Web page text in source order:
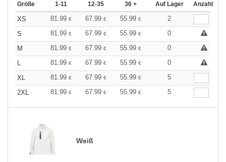
Größe 1-11 12-35 36 + Auf Lager Anzahl
XS 81.99 € 67.99 € 55.99 €
2
S
81.99 € 67.99 € 55.99 €
0
M
81.99 € 67.99 € 55.99 €
0
L
81.99 € 67.99 € 55.99 €
0
XL
81.99 € 67.99 € 55.99 €
5
2XL
81.99 € 67.99 € 55.99 € 5
Weiß